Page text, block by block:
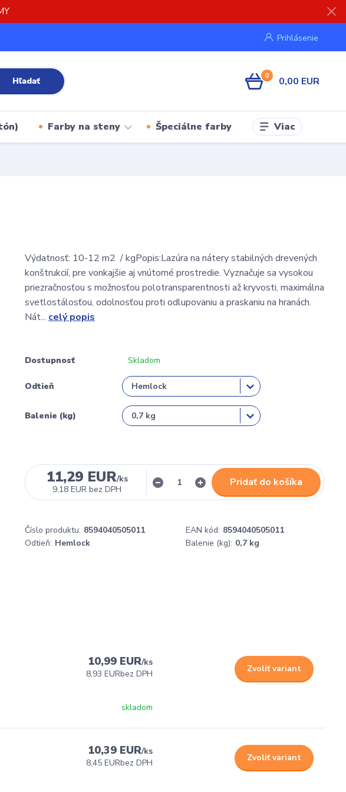
Prihlásenie
Hľadať 0 0,00 EUR
Farby na steny Špeciálne farby Viac
Výdatnosť: 10-12 m2 / kgPopis:Lazúra na nátery stabilných drevených
konštrukcií, pre vonkajšie aj vnútorné prostredie. Vyznačuje sa vysokou
priezračnosťou s možnosťou polotransparentnosti až kryvosti, maximálna
svetlostálosťou, odolnosťou proti odlupovaniu a praskaniu na hranách.
Nát... celý popis
Dostupnosť Skladom
Odtieň
Balenie (kg)
11,29 EUR/ks
9,18 EUR bez DPH
Pridať do košíka
Číslo produktu: 8594040505011 EAN kód: 8594040505011
Odtieň: Hemlock Balenie (kg): 0,7 kg
10,99 EUR/ks
8,93 EURbez DPH
skladom
Zvoliť variant
10,39 EUR/ks
8,45 EURbez DPH Zvoliť variant